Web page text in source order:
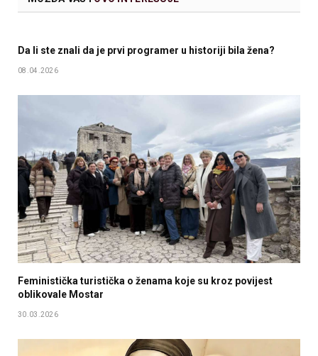
Da li ste znali da je prvi programer u historiji bila žena?
08.04.2026
Feministička turistička o ženama koje su kroz povijest
oblikovale Mostar
30.03.2026